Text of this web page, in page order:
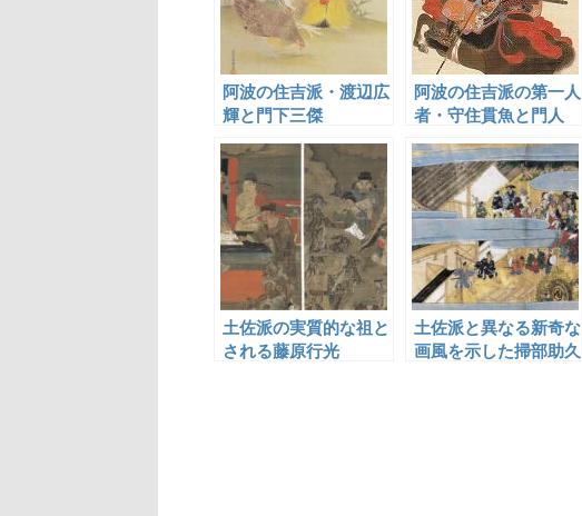
阿波の住吉派・渡辺広
輝と門下三傑
阿波の住吉派の第一人
者・守住貫魚と門人
土佐派の実質的な祖と
される藤原行光
土佐派と異なる新奇な
画風を示した掃部助久